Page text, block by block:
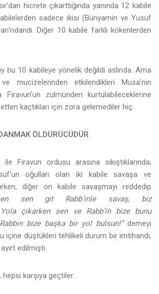
hicrete çıkarttığında yanında 12 kabile
sadece ikisi (Bünyamin ve Yusuf
Diğer 10 kabile farklı kökenlerden
bu 10 kabileye yönelik değildi aslında. Ama
mucizelerinden etkilendikleri Musa’nın
Firavun’un zulmünden kurtulabileceklerine
kaçtıkları için zora gelemediler hiç.
ÖLDÜRÜCÜDÜR
ile Firavun ordusu arasına sıkıştıklarında;
oğulları olan iki kabile savaşa ve
diğer on kabile savaşmayı reddedip
sen git Rabb’inle savaş, biz
Yola çıkarken sen ve Rabb’in bize bunu
bize başka bir yol bulsun!”demeyi
içine düştükleri tehlikeli durum bir imtihandı,
edilmişti.
hepsi karşıya geçtiler.